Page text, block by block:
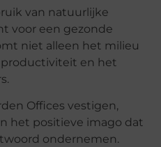
van natuurlijke
voor een gezonde
niet alleen het milieu
en het
Offices vestigen,
het positieve imago dat
ondernemen.